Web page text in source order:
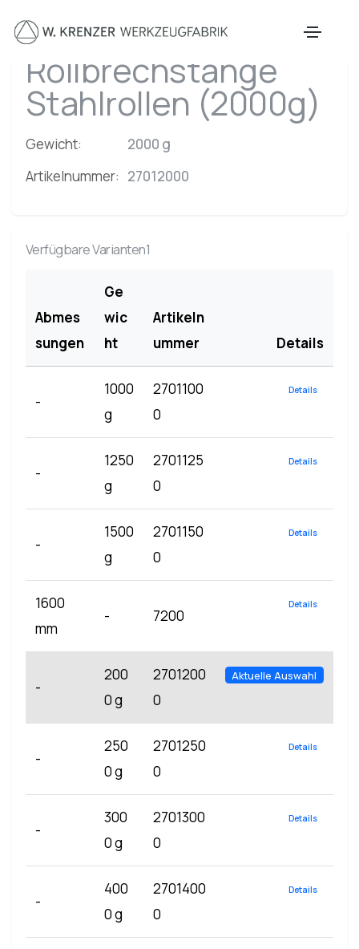
Rollbrechstange
Stahlrollen (2000g)
Gewicht:
2000 g
Artikelnummer: 27012000
Verfügbare Varianten1
Abmes
sungen
Ge
wic
ht
Artikeln
ummer
Details
-
1000
g
2701100
0
Details
-
1250
g
2701125
0
Details
-
1500
g
2701150
0
Details
1600
mm
- 7200
Details
-
200
0 g
2701200
0
Aktuelle Auswahl
-
250
0 g
2701250
0
Details
-
300
0 g
2701300
0
Details
-
400
0 g
2701400
0
Details